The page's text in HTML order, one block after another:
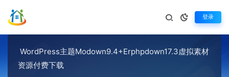
登录
WordPress主题Modown9.4+Erphpdown17.3虚拟素材
资源付费下载